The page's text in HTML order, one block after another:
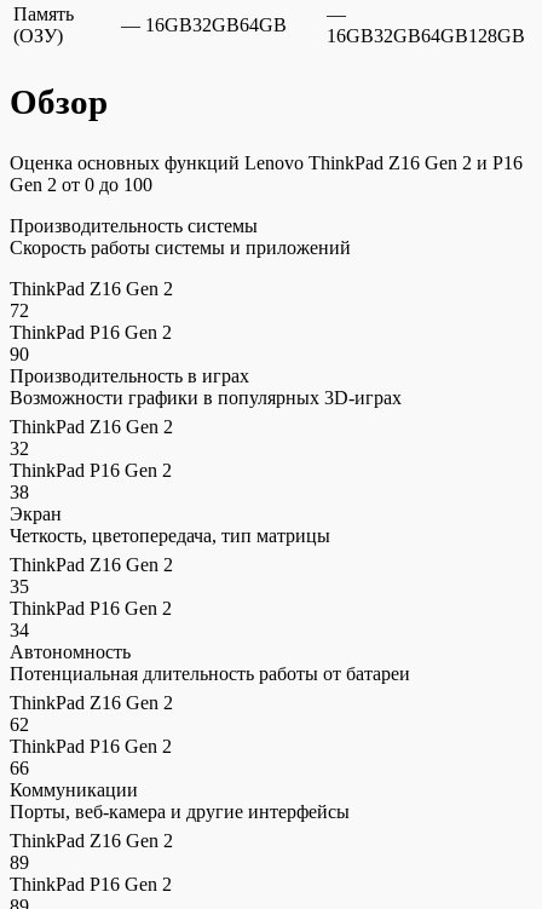
Память
(ОЗУ)
— 16GB32GB64GB
—
16GB32GB64GB128GB
Обзор
Оценка основных функций Lenovo ThinkPad Z16 Gen 2 и P16
Gen 2 от 0 до 100
Производительность системы
Скорость работы системы и приложений
ThinkPad Z16 Gen 2
72
ThinkPad P16 Gen 2
90
Производительность в играх
Возможности графики в популярных 3D-играх
ThinkPad Z16 Gen 2
32
ThinkPad P16 Gen 2
38
Экран
Четкость, цветопередача, тип матрицы
ThinkPad Z16 Gen 2
35
ThinkPad P16 Gen 2
34
Автономность
Потенциальная длительность работы от батареи
ThinkPad Z16 Gen 2
62
ThinkPad P16 Gen 2
66
Коммуникации
Порты, веб-камера и другие интерфейсы
ThinkPad Z16 Gen 2
89
ThinkPad P16 Gen 2